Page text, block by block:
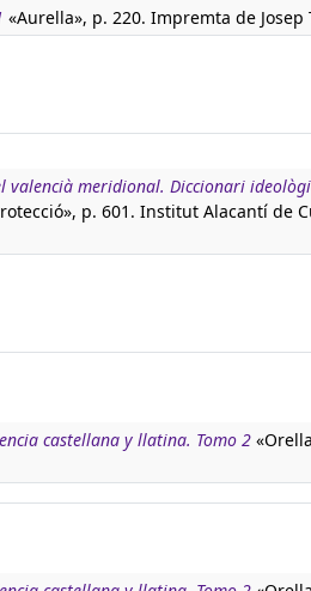
«Aurella», p. 220. Impremta de Josep
valencià meridional. Diccionari
p. 601. Institut Alacantí de
castellana y llatina. Tomo 2